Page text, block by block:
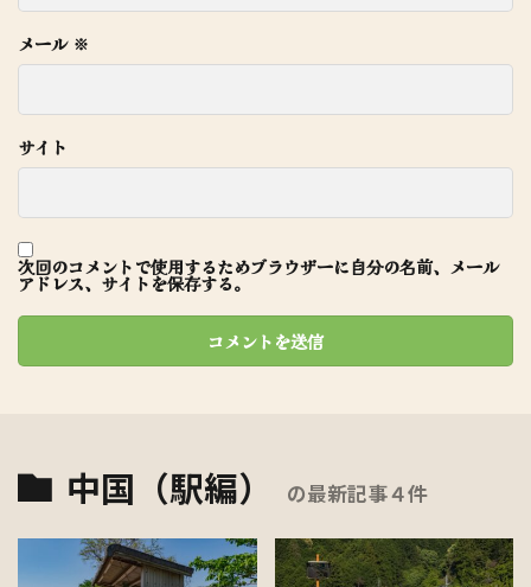
メール ※
サイト
次回のコメントで使用するためブラウザーに自分の名前、メール
アドレス、サイトを保存する。
中国（駅編） の最新記事４件